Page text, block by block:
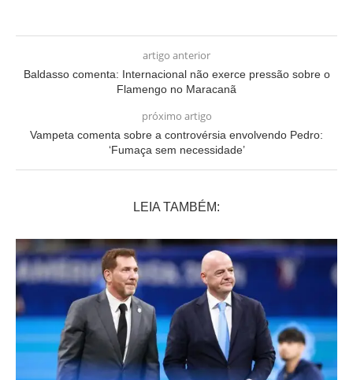
artigo anterior
Baldasso comenta: Internacional não exerce pressão sobre o
Flamengo no Maracanã
próximo artigo
Vampeta comenta sobre a controvérsia envolvendo Pedro:
‘Fumaça sem necessidade’
LEIA TAMBÉM: